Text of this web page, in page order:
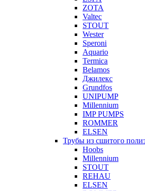
ZOTA
Valtec
STOUT
Wester
Speroni
Aquario
Termica
Belamos
Джилекс
Grundfos
UNIPUMP
Millennium
IMP PUMPS
ROMMER
ELSEN
Трубы из сшитого
Hoobs
Millennium
STOUT
REHAU
ELSEN